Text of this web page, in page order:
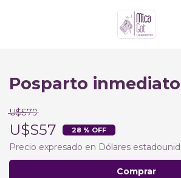
Posparto inmediato
U$S79
U$S57 28 % OFF
Precio expresado en Dólares
Comprar